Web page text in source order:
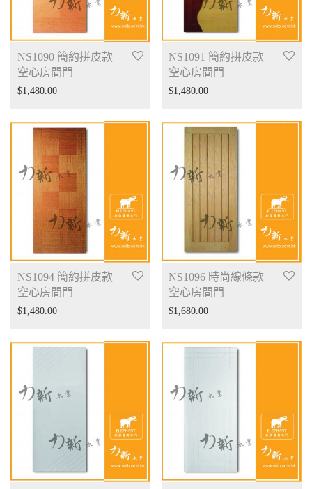
NS1090 簡約拼皮款
空心房間門
$1,480.00
NS1091 簡約拼皮款
空心房間門
$1,480.00
NS1094 簡約拼皮款
空心房間門
$1,480.00
NS1096 時尚線條款
空心房間門
$1,680.00